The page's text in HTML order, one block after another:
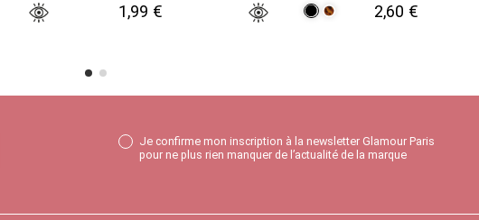
1,99 € NoirEcaille 2,60 €
Je confirme mon inscription à la newsletter Glamour Paris
pour ne plus rien manquer de l’actualité de la marque